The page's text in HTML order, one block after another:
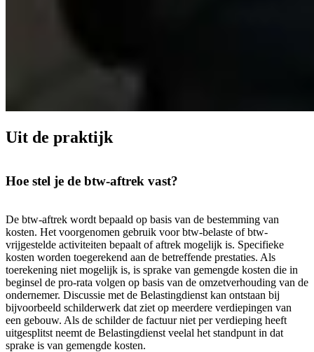
Uit de praktijk
Hoe stel je de btw-aftrek vast?
De btw-aftrek wordt bepaald op basis van de bestemming van
kosten. Het voorgenomen gebruik voor btw-belaste of btw-
vrijgestelde activiteiten bepaalt of aftrek mogelijk is. Specifieke
kosten worden toegerekend aan de betreffende prestaties. Als
toerekening niet mogelijk is, is sprake van gemengde kosten die in
beginsel de pro-rata volgen op basis van de omzetverhouding van de
ondernemer. Discussie met de Belastingdienst kan ontstaan bij
bijvoorbeeld schilderwerk dat ziet op meerdere verdiepingen van
een gebouw. Als de schilder de factuur niet per verdieping heeft
uitgesplitst neemt de Belastingdienst veelal het standpunt in dat
sprake is van gemengde kosten.